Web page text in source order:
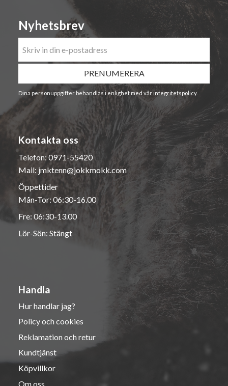
Nyhetsbrev
PRENUMERERA
Dina personuppgifter behandlas i enlighet med vårintegritetspolicy.
Kontakta oss
Telefon: 0971-55420
Mail: jmktenn@jokkmokk.com
Öppettider
Mån-Tor: 06:30-16.00
Fre: 06:30-13.00
Lör-Sön: Stängt
Handla
Hur handlar jag?
Policy och cookies
Reklamation och retur
Kundtjänst
Köpvillkor
Om oss